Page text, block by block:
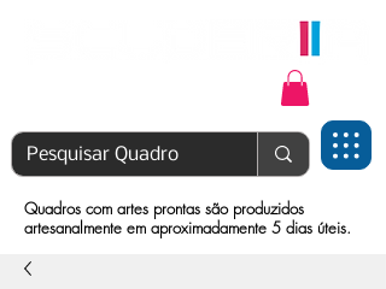
Quadros com artes prontas são produzidos
artesanalmente em aproximadamente 5 dias úteis.